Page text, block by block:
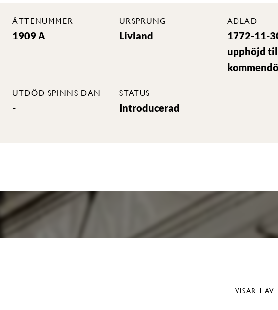
ÄTTENUMMER
1909 A
URSPRUNG
Livland
ADLAD
1772-11-
upphöjd
UTDÖD SPINNSIDAN
-
STATUS
Introducerad
VISAR 1 AV